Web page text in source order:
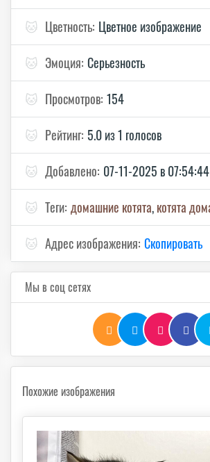
🐱 Цветность: Цветное изображение
🐱 Эмоция: Серьезность
🐱 Просмотров: 154
🐱 Рейтинг: 5.0 из 1 голосов
🐱 Добавлено: 07-11-2025 в 07:54:44
🐱 Теги: домашние котята,котята
🐱 Адрес изображения: Скопировать
Мы в соц сетях
Похожие изображения